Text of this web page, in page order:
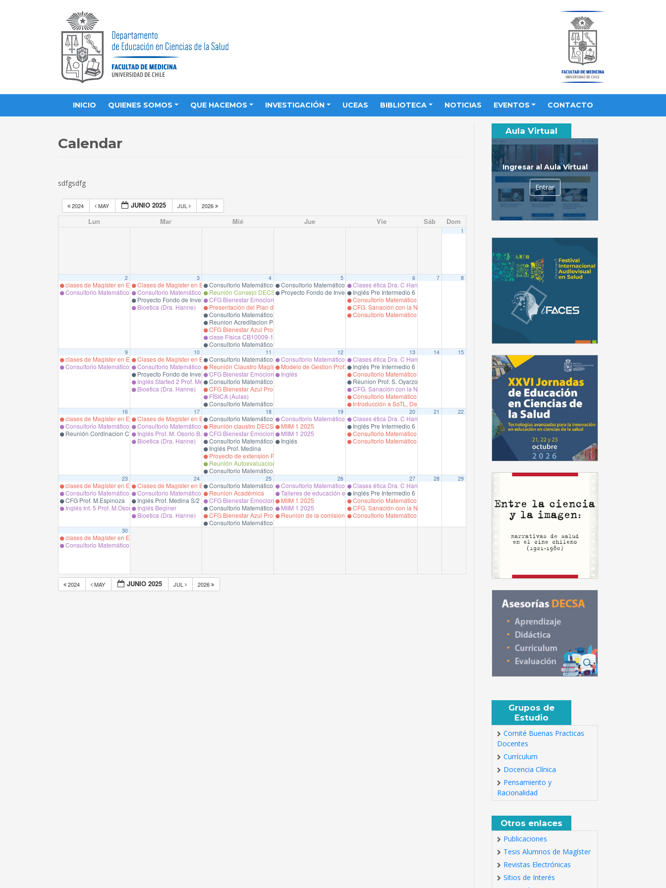
INICIO QUIENES SOMOS QUE HACEMOS INVESTIGACIÓN UCEAS BIBLIOTECA NOTICIAS EVENTOS CONTACTO
Calendar
sdfgsdfg
2024 MAY JUNIO 2025 JUL 2026
Lun Mar Mié Jue Vie Sáb Dom
1
2
clases de Magíster en Educación en Ciencias de la Salud,
Consultorio Matemático Pregrado
3
Clases de Magíster en Educación en Ciencias de la Salud,
Consultorio Matemático Pregrado
Proyecto Fondo de Investigación e Innovación en Salud (FIIS).
Bioetica (Dra. Hanne)
4
Consultorio Matemático Pregrado
Reunión Consejo DECSA
CFG Bienestar Emocional Relacional
Presentación del Plan de Desarrollo de la Unidad (PDU).
Consultorio Matemático Pregrado
Reunion Acreditacion Pro. R. Marín.
CFG Bienestar Azul Prof. P. Larrondo
clase Física CB10009-1
Consultorio Matemático Pregrado
5
Consultorio Matemático Pregrado
Proyecto Fondo de Investigación e Innovación en Salud (FIIS).
6
Clases ética Dra. C Hanne.
Inglés Pre Intermedio 6 Prof. V. Montecinos
Consultorio Matemático Pregrado
CFG. Sanación con la Naturaleza. Prof. S. Oyarzo
Consultorio Matemático Pregrado
7 8
9
clases de Magíster en Educación en Ciencias de la Salud,
Consultorio Matemático Pregrado
10
Clases de Magíster en Educación en Ciencias de la Salud,
Consultorio Matemático Pregrado
Proyecto Fondo de Investigación e Innovación en Salud (FIIS).
Inglés Started 2 Prof. Medina
Bioetica (Dra. Hanne)
11
Consultorio Matemático Pregrado
Reunión Claustro Magíster
CFG Bienestar Emocional Relacional
Consultorio Matemático Pregrado
CFG Bienestar Azul Prof. P. Larrondo
FÍSICA (Aulas)
Consultorio Matemático Pregrado
12
Consultorio Matemático Pregrado
Modelo de Gestion Prof. B. Marinkovic
Inglés
13
Clases ética Dra. C Hanne.
Inglés Pre Intermedio 6 Prof. V. Montecinos
Consultorio Matemático Pregrado
Reunion Prof. S. Oyarzo
CFG. Sanación con la Naturaleza. Prof. S. Oyarzo
Consultorio Matemático Pregrado
Introducción a SoTL, Design Thinking e Innovación en Educación Superior Oscar Jerez
14 15
16
clases de Magíster en Educación en Ciencias de la Salud,
Consultorio Matemático Pregrado
Reunión Cordinacion CFG Prof.M Espinoza
17
Clases de Magíster en Educación en Ciencias de la Salud,
Consultorio Matemático Pregrado
Inglés Prof. M. Osorio B.5
Bioetica (Dra. Hanne)
18
Consultorio Matemático Pregrado
Reunión claustro DECSA
CFG Bienestar Emocional Relacional
Consultorio Matemático Pregrado
Inglés Prof. Medina
Proyecto de extension Prof. A. Besoain
Reunión Autoevaluacion Mecsa
Consultorio Matemático Pregrado
19
Consultorio Matemático Pregrado
MIIM 1 2025
MIIM 1 2025
Inglés
20
Clases ética Dra. C Hanne.
Inglés Pre Intermedio 6 Prof. V. Montecinos
Consultorio Matemático Pregrado
Consultorio Matemático Pregrado
21 22
23
clases de Magíster en Educación en Ciencias de la Salud,
Consultorio Matemático Pregrado
CFG Prof. M.Espinoza
Inglés Int. 5 Prof. M.Osorio.
24
Clases de Magíster en Educación en Ciencias de la Salud,
Consultorio Matemático Pregrado
Inglés Prof. Medina S/2
Inglés Beginer
Bioetica (Dra. Hanne)
25
Consultorio Matemático Pregrado
Reunion Académica
CFG Bienestar Emocional Relacional
Consultorio Matemático Pregrado
CFG Bienestar Azul Prof. P. Larrondo
Consultorio Matemático Pregrado
26
Consultorio Matemático Pregrado
Talleres de educación en dolor dirigidos a pacientes del CRS
MIIM 1 2025
MIIM 1 2025
Reunion de la comision de simulacion de la Facultad,Dr Marinkovic
27
Clases ética Dra. C Hanne.
Inglés Pre Intermedio 6 Prof. V. Montecinos
Consultorio Matemático Pregrado
CFG. Sanación con la Naturaleza. Prof. S. Oyarzo
Consultorio Matemático Pregrado
28 29
30
clases de Magíster en Educación en Ciencias de la Salud,
Consultorio Matemático Pregrado
2024 MAY JUNIO 2025 JUL 2026
Aula Virtual
Ingresar al Aula Virtual
Entrar
Grupos de
Estudio
Comité Buenas Practicas
Docentes
Currículum
Docencia Clínica
Pensamiento y
Racionalidad
Otros enlaces
Publicaciones
Tesis Alumnos de Magíster
Revistas Electrónicas
Sitios de Interés